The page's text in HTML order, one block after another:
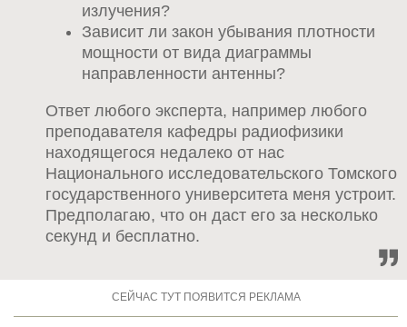
излучения?
Зависит ли закон убывания плотности
мощности от вида диаграммы
направленности антенны?
Ответ любого эксперта, например любого
преподавателя кафедры радиофизики
находящегося недалеко от нас
Национального исследовательского Томского
государственного университета меня устроит.
Предполагаю, что он даст его за несколько
секунд и бесплатно.